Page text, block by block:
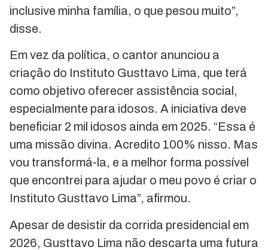
inclusive minha família, o que pesou muito”,
disse.
Em vez da política, o cantor anunciou a
criação do Instituto Gusttavo Lima, que terá
como objetivo oferecer assistência social,
especialmente para idosos. A iniciativa deve
beneficiar 2 mil idosos ainda em 2025. “Essa é
uma missão divina. Acredito 100% nisso. Mas
vou transformá-la, e a melhor forma possível
que encontrei para ajudar o meu povo é criar o
Instituto Gusttavo Lima”, afirmou.
Apesar de desistir da corrida presidencial em
2026, Gusttavo Lima não descarta uma futura